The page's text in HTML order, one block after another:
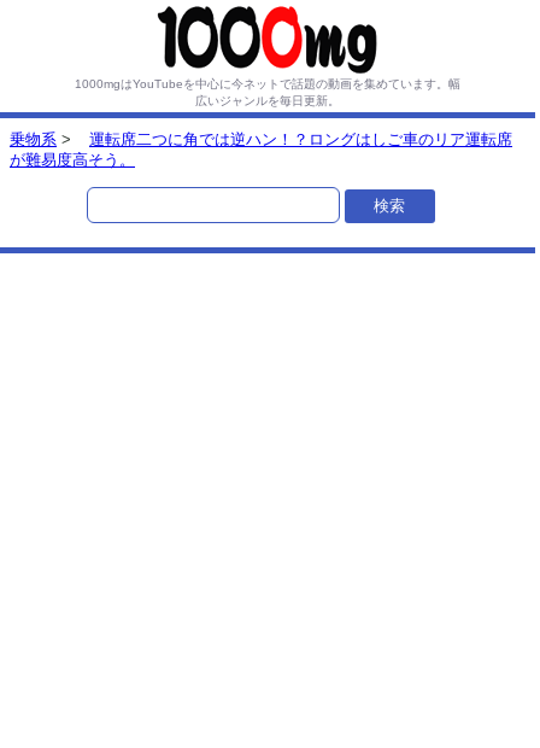
1000mgはYouTubeを中心に今ネットで話題の動画を集めています。 幅
広いジャンルを毎日更新。
乗物系 >
運転席二つに角では逆ハン！？ロングはしご車のリア運転席
が難易度高そう。